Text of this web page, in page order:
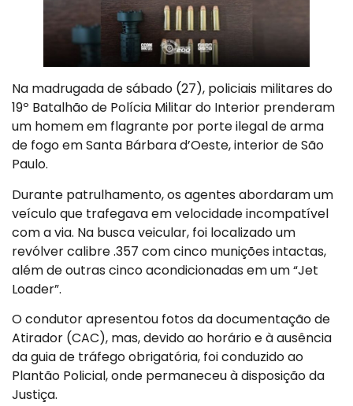
Na madrugada de sábado (27), policiais militares do
19º Batalhão de Polícia Militar do Interior prenderam
um homem em flagrante por porte ilegal de arma
de fogo em Santa Bárbara d’Oeste, interior de São
Paulo.
Durante patrulhamento, os agentes abordaram um
veículo que trafegava em velocidade incompatível
com a via. Na busca veicular, foi localizado um
revólver calibre .357 com cinco munições intactas,
além de outras cinco acondicionadas em um “Jet
Loader”.
O condutor apresentou fotos da documentação de
Atirador (CAC), mas, devido ao horário e à ausência
da guia de tráfego obrigatória, foi conduzido ao
Plantão Policial, onde permaneceu à disposição da
Justiça.